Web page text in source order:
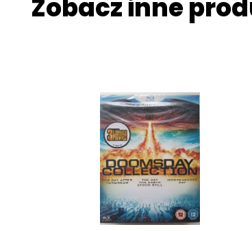
Zobacz inne